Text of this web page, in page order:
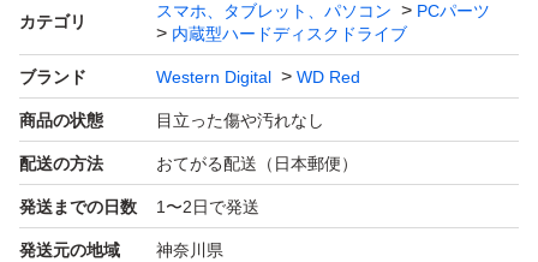
カテゴリ
スマホ、タブレット、パソコン
PCパーツ
内蔵型ハードディスクドライブ
ブランド Western Digital WD Red
商品の状態 目立った傷や汚れなし
配送の方法 おてがる配送（日本郵便）
発送までの日数 1〜2日で発送
発送元の地域 神奈川県